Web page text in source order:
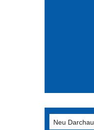
Neu Darchau